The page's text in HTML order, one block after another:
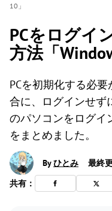
10」
PCをログイ
方法「
PCを初期化する必
合に、ログインせず
のパソコンをログイ
をまとめました。
Byひとみ
最終
共有：